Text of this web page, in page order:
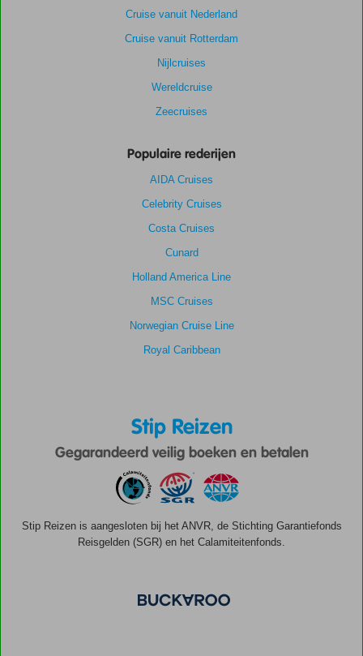
Cruise vanuit Nederland
Cruise vanuit Rotterdam
Nijlcruises
Wereldcruise
Zeecruises
Populaire rederijen
AIDA Cruises
Celebrity Cruises
Costa Cruises
Cunard
Holland America Line
MSC Cruises
Norwegian Cruise Line
Royal Caribbean
Stip Reizen
Gegarandeerd veilig boeken en betalen
Stip Reizen is aangesloten bij het ANVR, de Stichting Garantiefonds
Reisgelden (SGR) en het Calamiteitenfonds.